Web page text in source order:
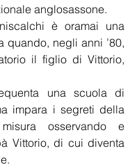
anglosassone.
è oramai una
quando, negli anni ’80,
il figlio di Vittorio,
una scuola di
impara i segreti della
osservando e
Vittorio, di cui diventa